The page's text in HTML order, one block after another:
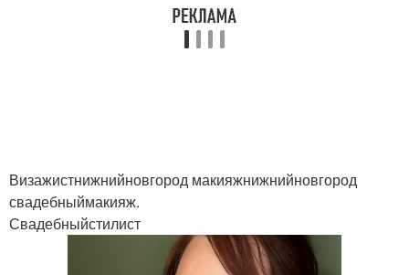
Визажистнижнийновгород макияжнижнийновгород
свадебныймакияж.
Свадебныйстилист